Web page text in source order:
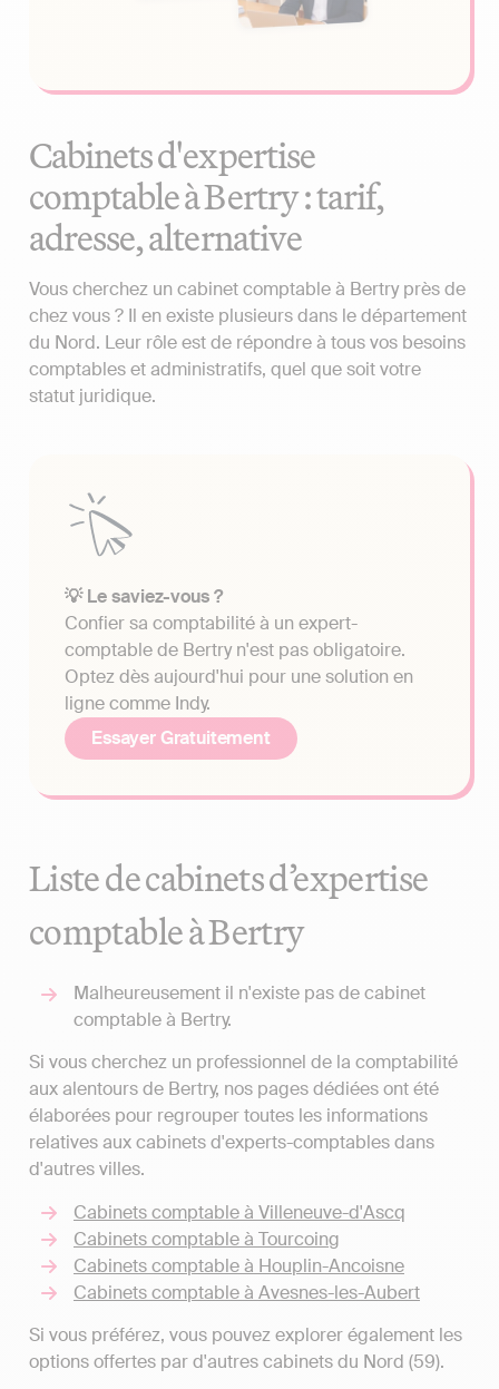
Cabinets d'expertise
comptable à Bertry : tarif,
adresse, alternative
Vous cherchez un cabinet comptable à Bertry près de
chez vous ? Il en existe plusieurs dans le département
du Nord. Leur rôle est de répondre à tous vos besoins
comptables et administratifs, quel que soit votre
statut juridique.
💡 Le saviez-vous ?
Confier sa comptabilité à un expert-
comptable de Bertry n'est pas obligatoire.
Optez dès aujourd'hui pour une solution en
ligne comme Indy.
Essayer Gratuitement
Liste de cabinets d’expertise
comptable à Bertry
Malheureusement il n'existe pas de cabinet
comptable à Bertry.
Si vous cherchez un professionnel de la comptabilité
aux alentours de Bertry, nos pages dédiées ont été
élaborées pour regrouper toutes les informations
relatives aux cabinets d'experts-comptables dans
d'autres villes.
Cabinets comptable à Villeneuve-d'Ascq
Cabinets comptable à Tourcoing
Cabinets comptable à Houplin-Ancoisne
Cabinets comptable à Avesnes-les-Aubert
Si vous préférez, vous pouvez explorer également les
options offertes par d'autres cabinets du Nord (59).